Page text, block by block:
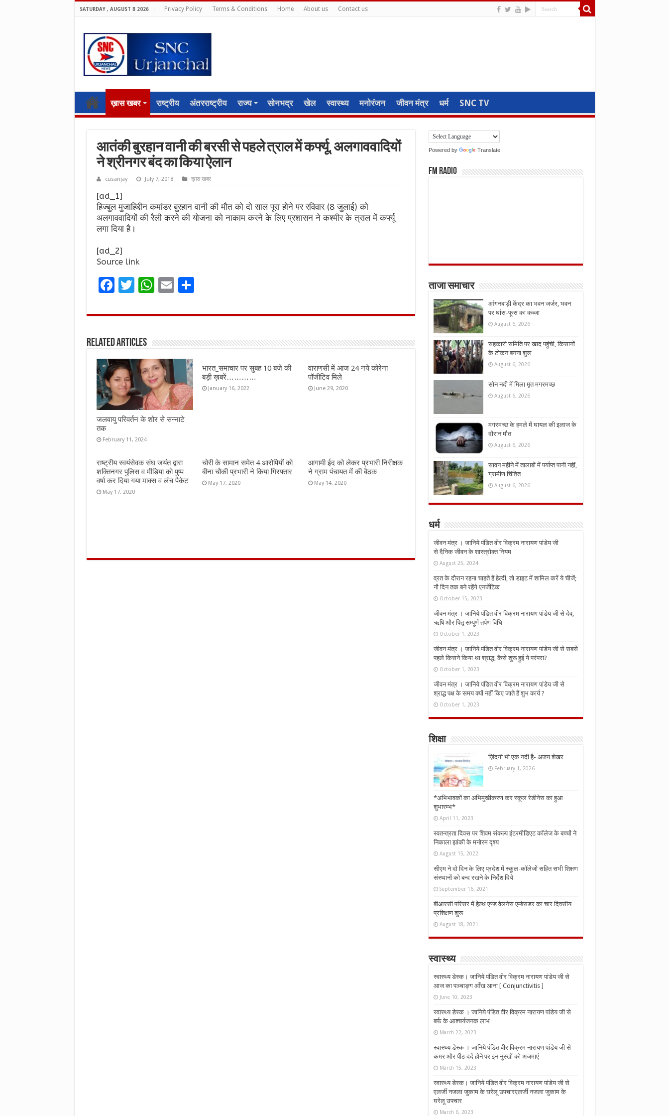
SATURDAY , AUGUST 8 2026 Privacy Policy Terms & Conditions Home About us Contact us
ख़ास खबर राष्ट्रीय अंतरराष्ट्रीय राज्य सोनभद्र खेल स्वास्थ्य मनोरंजन जीवन मंत्र धर्म SNC TV
आतंकी बुरहान वानी की बरसी से पहले त्राल में कर्फ्यू, अलगाववादियों
ने श्रीनगर बंद का किया ऐलान
cusanjay July 7, 2018 ख़ास खबर
[ad_1]
हिज्बुल मुजाहिद्दीन कमांडर बुरहान वानी की मौत को दो साल पूरा होने पर रविवार (8 जुलाई) को
अलगाववादियों की रैली करने की योजना को नाकाम करने के लिए प्रशासन ने कश्मीर के त्राल में कर्फ्यू
लगा दिया है।
[ad_2]
Source link
F
ce
o
o
k
T
it
r
W
at
A
p
p
E
ai
S
ar
Related Articles
जलवायु परिवर्तन के शोर से सन्नाटे
तक
February 11, 2024
भारत_समाचार पर सुबह 10 बजे की
बड़ी ख़बरें…………
January 16, 2022
वाराणसी में आज 24 नये कोरेना
पॉजीटिव मिले
June 29, 2020
राष्ट्रीय स्वयंसेवक संघ जयंत द्वारा
शक्तिनगर पुलिस व मीडिया को पुष्प
वर्षा कर दिया गया माक्स व लंच पैकेट
May 17, 2020
चोरी के सामान समेत 4 आरोपियों को
बीना चौकी प्रभारी ने किया गिरफ्तार
May 17, 2020
आगामी ईद को लेकर प्रभारी निरीक्षक
ने ग्राम पंचायत में की बैठक
May 14, 2020
Powered by Translate
FM Radio
ताजा समाचार
आंगनबाड़ी केंद्र का भवन जर्जर, भवन
पर घांस-फूस का कब्जा
August 6, 2026
सहकारी समिति पर खाद पहुंची, किसानों
के टोकन बनना शुरू
August 6, 2026
सोन नदी में मिला मृत मगरमच्छ
August 6, 2026
मगरमच्छ के हमले में घायल की इलाज के
दौरान मौत
August 6, 2026
सावन महीने में तालाबों में पर्याप्त पानी नहीं,
ग्रामीण चिंतित
August 6, 2026
धर्म
जीवन मंत्र । जानिये पंडित वीर विक्रम नारायण पांडेय जी
से दैनिक जीवन के शास्त्रोक्त नियम
August 25, 2024
व्रत के दौरान रहना चाहते हैं हेल्दी, तो डाइट में शामिल करें ये चीजें;
नौ दिन तक बने रहेंगे एनर्जेटिक
October 15, 2023
जीवन मंत्र । जानिये पंडित वीर विक्रम नारायण पांडेय जी से देव,
ऋषि और पितृ सम्पूर्ण तर्पण विधि
October 1, 2023
जीवन मंत्र । जानिये पंडित वीर विक्रम नारायण पांडेय जी से सबसे
पहले किसने किया था श्राद्ध, कैसे शुरू हुई ये परंपरा?
October 1, 2023
जीवन मंत्र । जानिये पंडित वीर विक्रम नारायण पांडेय जी से
श्राद्ध पक्ष के समय क्यों नहीं किए जाते हैं शुभ कार्य ?
October 1, 2023
शिक्षा
ज़िंदगी भी एक नदी है- अजय शेखर
February 1, 2026
*अभिभावकों का अभिमुखीकरण कर स्कूल रेडीनेस का हुआ
शुभारम्भ*
April 11, 2023
स्वतन्त्रता दिवस पर शिवम संकल्प इंटरमीडिएट कॉलेज के बच्चों ने
निकाला झांकी के मनोरम दृश्य
August 15, 2022
सीएम ने दो दिन के लिए प्रदेश में स्कूल-कॉलेजों सहित सभी शिक्षण
संस्थानों को बन्द रखने के निर्देश दिये
September 16, 2021
बीआरसी परिसर में हेल्थ एण्ड वेलनेस एम्बेसडर का चार दिवसीय
प्रशिक्षण शुरू
August 18, 2021
स्वास्थ्य
स्वास्थ्य डेस्क। जानिये पंडित वीर विक्रम नारायण पांडेय जी से
आज का पञ्चाङ्ग आँख आना [ Conjunctivitis ]
June 10, 2023
स्वास्थ्य डेस्क । जानिये पंडित वीर विक्रम नारायण पांडेय जी से
बर्फ के आश्चर्यजनक लाभ
March 22, 2023
स्वास्थ्य डेस्क । जानिये पंडित वीर विक्रम नारायण पांडेय जी से
कमर और पीठ दर्द होने पर इन नुस्‍खों को अजमाएं
March 15, 2023
स्वास्थ्य डेस्क। जानिये पंडित वीर विक्रम नारायण पांडेय जी से
एलर्जी नजला जुकाम के घरेलू उपचारएलर्जी नजला जुकाम के
घरेलू उपचार
March 6, 2023